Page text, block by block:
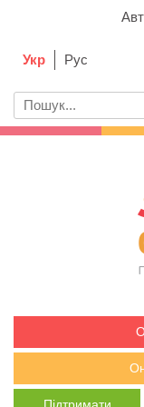
Укр Рус